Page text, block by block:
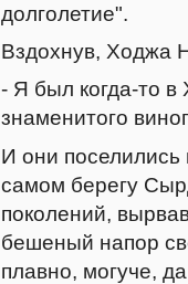
долголетие".
Вздохнув, Ходжа
- Я был когда-то
знаменитого
И они поселились
самом берегу
поколений,
бешеный напор
плавно, могуче,